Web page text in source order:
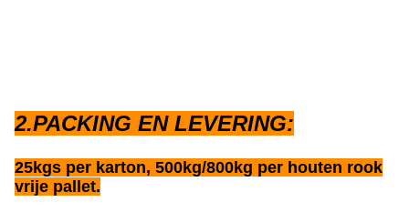
2.PACKING EN LEVERING:
25kgs per karton, 500kg/800kg per houten rook
vrije pallet.